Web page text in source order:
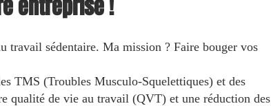
entreprise !
travail sédentaire. Ma mission ? Faire bouger vos
TMS (Troubles Musculo-Squelettiques) et des
qualité de vie au travail (QVT) et une réduction des